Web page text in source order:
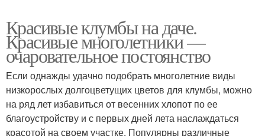
Красивые клумбы на даче.
Красивые многолетники —
очаровательное постоянство
Если однажды удачно подобрать многолетние виды
низкорослых долгоцветущих цветов для клумбы, можно
на ряд лет избавиться от весенних хлопот по ее
благоустройству и с первых дней лета наслаждаться
красотой на своем участке. Популярны различные